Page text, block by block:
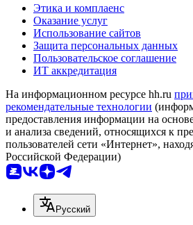
Этика и комплаенс
Оказание услуг
Использование сайтов
Защита персональных данных
Пользовательское соглашение
ИТ аккредитация
На информационном ресурсе hh.ru
рекомендательные технологии
предоставления информации на
и анализа сведений, относящихся к
пользователей сети «Интернет»,
Российской Федерации)
Русский